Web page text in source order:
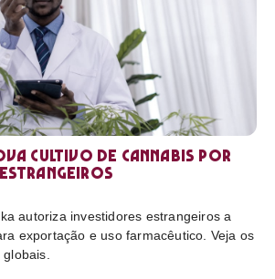
cultivo de cannabis por
autoriza investidores estrangeiros a
exportação e uso farmacêutico. Veja os